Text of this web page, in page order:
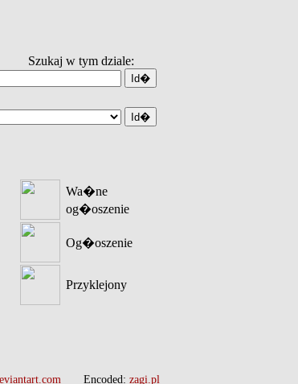
Szukaj w tym dziale:
Wa�ne
og�oszenie
Og�oszenie
Przyklejony
Encoded: zagi.pl